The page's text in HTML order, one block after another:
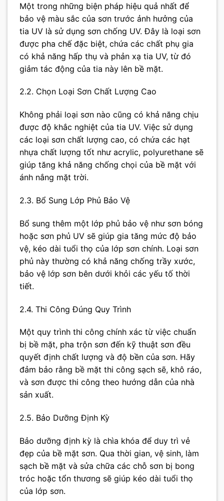
Một trong những biện pháp hiệu quả nhất để
bảo vệ màu sắc của sơn trước ảnh hưởng của
tia UV là sử dụng sơn chống UV. Đây là loại sơn
được pha chế đặc biệt, chứa các chất phụ gia
có khả năng hấp thụ và phản xạ tia UV, từ đó
giảm tác động của tia này lên bề mặt.
2.2. Chọn Loại Sơn Chất Lượng Cao
Không phải loại sơn nào cũng có khả năng chịu
được độ khắc nghiệt của tia UV. Việc sử dụng
các loại sơn chất lượng cao, có chứa các hạt
nhựa chất lượng tốt như acrylic, polyurethane sẽ
giúp tăng khả năng chống chọi của bề mặt với
ánh nắng mặt trời.
2.3. Bổ Sung Lớp Phủ Bảo Vệ
Bổ sung thêm một lớp phủ bảo vệ như sơn bóng
hoặc sơn phủ UV sẽ giúp gia tăng mức độ bảo
vệ, kéo dài tuổi thọ của lớp sơn chính. Loại sơn
phủ này thường có khả năng chống trầy xước,
bảo vệ lớp sơn bên dưới khỏi các yếu tố thời
tiết.
2.4. Thi Công Đúng Quy Trình
Một quy trình thi công chính xác từ việc chuẩn
bị bề mặt, pha trộn sơn đến kỹ thuật sơn đều
quyết định chất lượng và độ bền của sơn. Hãy
đảm bảo rằng bề mặt thi công sạch sẽ, khô ráo,
và sơn được thi công theo hướng dẫn của nhà
sản xuất.
2.5. Bảo Dưỡng Định Kỳ
Bảo dưỡng định kỳ là chìa khóa để duy trì vẻ
đẹp của bề mặt sơn. Qua thời gian, vệ sinh, làm
sạch bề mặt và sửa chữa các chỗ sơn bị bong
tróc hoặc tổn thương sẽ giúp kéo dài tuổi thọ
của lớp sơn.